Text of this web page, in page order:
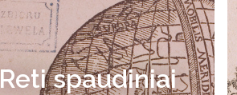
Reti spaudiniai